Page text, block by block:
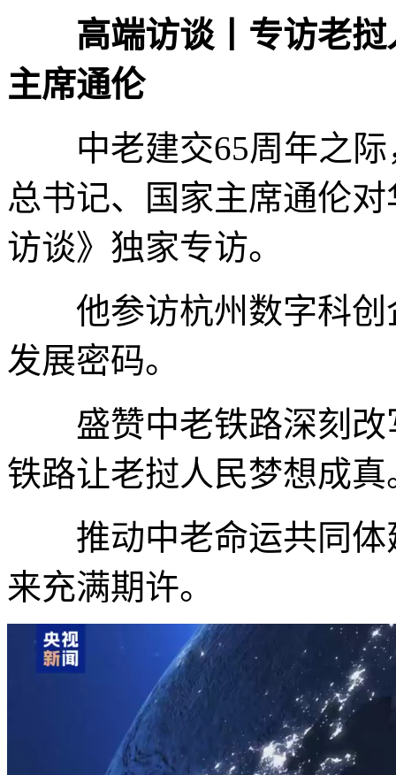
高端访谈丨专访老
主席通伦
中老建交65周年之际
总书记、国家主席通伦
访谈》独家专访。
他参访杭州数字科创
发展密码。
盛赞中老铁路深刻改
铁路让老挝人民梦想成真
推动中老命运共同体
来充满期许。